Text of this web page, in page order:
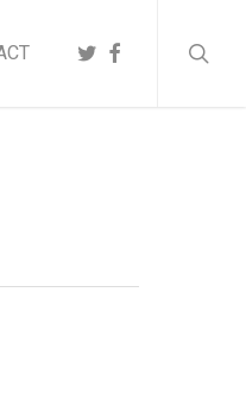
TWITTER
FACEBOOK